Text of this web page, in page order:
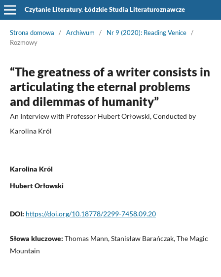
Czytanie Literatury. Łódzkie Studia Literaturoznawcze
Strona domowa / Archiwum / Nr 9 (2020): Reading Venice /
Rozmowy
“The greatness of a writer consists in
articulating the eternal problems
and dilemmas of humanity”
An Interview with Professor Hubert Orłowski, Conducted by
Karolina Król
Karolina Król
Hubert Orłowski
DOI: https://doi.org/10.18778/2299-7458.09.20
Słowa kluczowe: Thomas Mann, Stanisław Barańczak, The Magic
Mountain